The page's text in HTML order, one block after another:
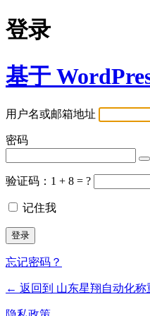
登录
基于
用户名或邮箱地址
密码
验证码：1 + 8 = ?
记住我
忘记密码？
← 返回到 山东星翔自动化称